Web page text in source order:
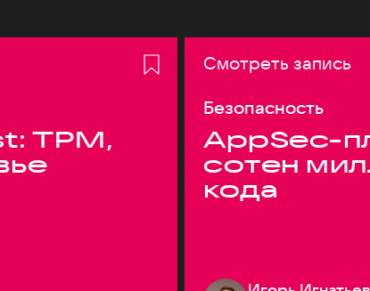
TPM,
Смотреть запись
Безопасность
AppSec-
сотен
кода